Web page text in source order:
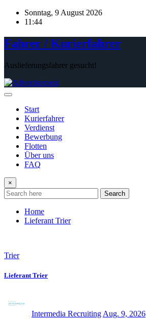
Skip
Sonntag, 9 August 2026
11:44
Fahrer / Kurierfahrer
Auslieferungsfahrer gesucht!
Start
Kurierfahrer
Verdienst
Bewerbung
Flotten
Über uns
FAQ
×
Search
Home
Lieferant Trier
Trier
Lieferant Trier
Intermedia Recruiting Aug. 9, 2026